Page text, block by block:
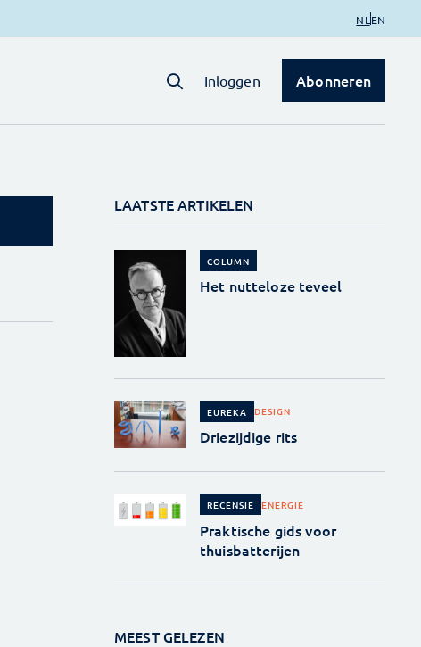
NL EN
Inloggen Abonneren
LAATSTE ARTIKELEN
COLUMN
Het nutteloze teveel
EUREKA DESIGN
Driezijdige rits
RECENSIE ENERGIE
Praktische gids voor
thuisbatterijen
MEEST GELEZEN